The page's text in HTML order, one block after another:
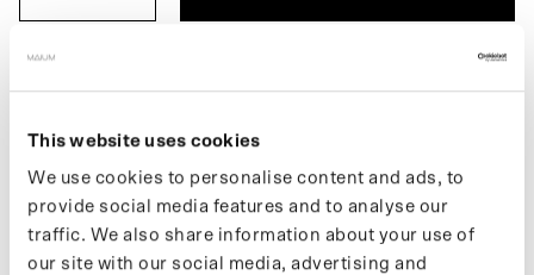
This website uses cookies
We use cookies to personalise content and ads, to
provide social media features and to analyse our
traffic. We also share information about your use of
our site with our social media, advertising and
De Mac Coat voor dames is een volledig waterdichte regenjas en
Macintosh-jas uit 1824, de eerste echte waterdichte regenjas.
Een klassiek silhouet met een moderne twist. Verandert
gemakkelijk in een poncho voor op de fiets of e-scooter. Gemaakt
van 99 gerecyclede plastic flessen.